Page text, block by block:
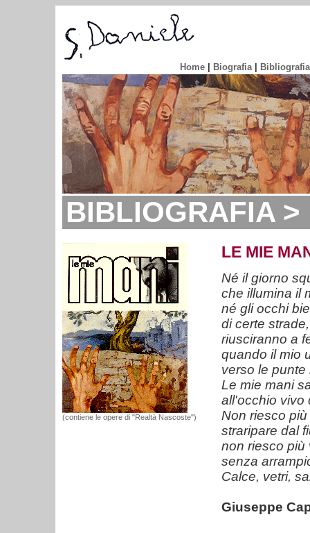
Home Biografia| Bibliografia
BIBLIOGRAFIA
(contiene le opere di "Realtà Nascoste")
LE MIE
Né il giorno
che illumina il
né gli occhi
di certe
riusciranno a
quando il mio
verso le punte
Le mie mani
all'occhio vivo
Non riesco
straripare dal
non riesco più
senza
Calce, vetri,
Giuseppe